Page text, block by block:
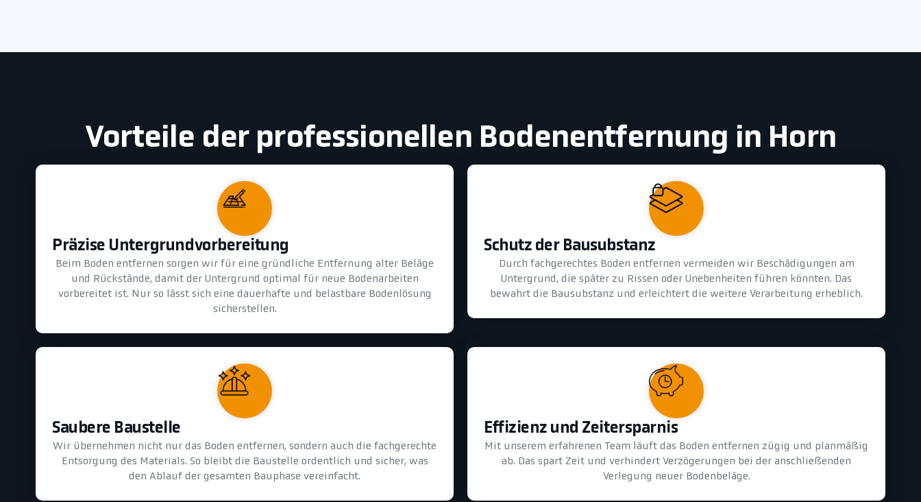
Vorteile der professionellen Bodenentfernung in Horn
Präzise Untergrundvorbereitung
Beim Boden entfernen sorgen wir für eine gründliche Entfernung alter Beläge
und Rückstände, damit der Untergrund optimal für neue Bodenarbeiten
vorbereitet ist. Nur so lässt sich eine dauerhafte und belastbare Bodenlösung
sicherstellen.
Schutz der Bausubstanz
Durch fachgerechtes Boden entfernen vermeiden wir Beschädigungen am
Untergrund, die später zu Rissen oder Unebenheiten führen könnten. Das
bewahrt die Bausubstanz und erleichtert die weitere Verarbeitung erheblich.
Saubere Baustelle
Wir übernehmen nicht nur das Boden entfernen, sondern auch die fachgerechte
Entsorgung des Materials. So bleibt die Baustelle ordentlich und sicher, was
den Ablauf der gesamten Bauphase vereinfacht.
Effizienz und Zeitersparnis
Mit unserem erfahrenen Team läuft das Boden entfernen zügig und planmäßig
ab. Das spart Zeit und verhindert Verzögerungen bei der anschließenden
Verlegung neuer Bodenbeläge.